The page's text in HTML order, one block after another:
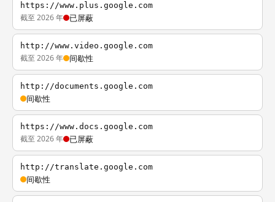
https://www.plus.google.com
截至 2026 年 已屏蔽
http://www.video.google.com
截至 2026 年 间歇性
http://documents.google.com
间歇性
https://www.docs.google.com
截至 2026 年 已屏蔽
http://translate.google.com
间歇性